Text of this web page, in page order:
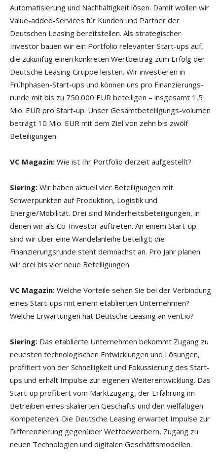
Automatisierung und Nachhaltigkeit lösen. Damit wollen wir
Value-added-Services für Kunden und Partner der
Deutschen Leasing bereitstellen. Als strategischer
Investor bauen wir ein Portfolio relevanter Start-ups auf,
die zukünftig einen konkreten Wertbeitrag zum Erfolg der
Deutsche Leasing Gruppe leisten. Wir investieren in
Frühphasen-Start-ups und können uns pro Finanzierungs-
runde mit bis zu 750.000 EUR beteiligen – insgesamt 1,5
Mio. EUR pro Start-up. Unser Gesamtbeteiligungs-volumen
beträgt 10 Mio. EUR mit dem Ziel von zehn bis zwölf
Beteiligungen.
VC Magazin: Wie ist Ihr Portfolio derzeit aufgestellt?
Siering: Wir haben aktuell vier Beteiligungen mit
Schwerpunkten auf Produktion, Logistik und
Energie/Mobilität. Drei sind Minderheitsbeteiligungen, in
denen wir als Co-Investor auftreten. An einem Start-up
sind wir über eine Wandelanleihe beteiligt; die
Finanzierungsrunde steht demnächst an. Pro Jahr planen
wir drei bis vier neue Beteiligungen.
VC Magazin: Welche Vorteile sehen Sie bei der Verbindung
eines Start-ups mit einem etablierten Unternehmen?
Welche Erwartungen hat Deutsche Leasing an vent.io?
Siering: Das etablierte Unternehmen bekommt Zugang zu
neuesten technologischen Entwicklungen und Lösungen,
profitiert von der Schnelligkeit und Fokussierung des Start-
ups und erhält Impulse zur eigenen Weiterentwicklung. Das
Start-up profitiert vom Marktzugang, der Erfahrung im
Betreiben eines skalierten Geschäfts und den vielfältigen
Kompetenzen. Die Deutsche Leasing erwartet Impulse zur
Differenzierung gegenüber Wettbewerbern, Zugang zu
neuen Technologien und digitalen Geschäftsmodellen.